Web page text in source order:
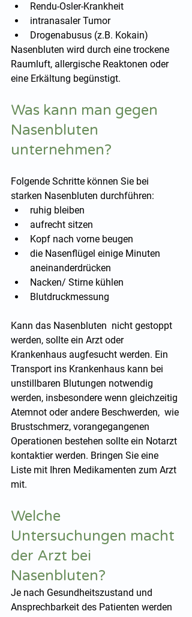
Rendu-Osler-Krankheit
intranasaler Tumor
Drogenabusus (z.B. Kokain)
Nasenbluten wird durch eine trockene
Raumluft, allergische Reaktonen oder
eine Erkältung begünstigt.
Was kann man gegen
Nasenbluten
unternehmen?
Folgende Schritte können Sie bei
starken Nasenbluten durchführen:
ruhig bleiben
aufrecht sitzen
Kopf nach vorne beugen
die Nasenflügel einige Minuten
aneinanderdrücken
Nacken/ Stirne kühlen
Blutdruckmessung
Kann das Nasenbluten  nicht gestoppt
werden, sollte ein Arzt oder
Krankenhaus augfesucht werden. Ein
Transport ins Krankenhaus kann bei
unstillbaren Blutungen notwendig
werden, insbesondere wenn gleichzeitig
Atemnot oder andere Beschwerden,  wie
Brustschmerz, vorangegangenen
Operationen bestehen sollte ein Notarzt
kontaktier werden. Bringen Sie eine
Liste mit Ihren Medikamenten zum Arzt
mit.
Welche
Untersuchungen macht
der Arzt bei
Nasenbluten?
Je nach Gesundheitszustand und
Ansprechbarkeit des Patienten werden